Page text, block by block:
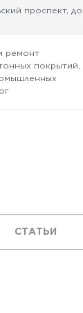
проспект,
ремонт
покрытий,
СТАТЬИ